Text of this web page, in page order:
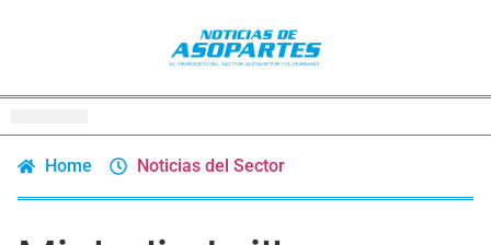
Home Noticias del Sector